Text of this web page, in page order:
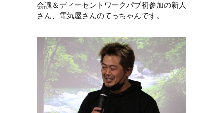
会議＆ディーセントワークパブ初参加の新人
さん、電気屋さんのてっちゃんです。